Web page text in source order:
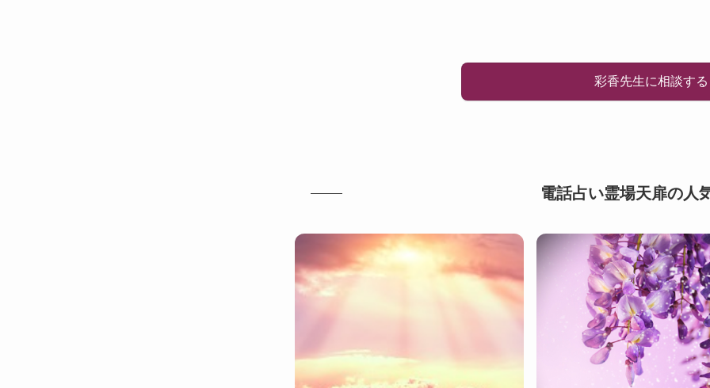
彩香先生に相談する
電話占い霊場天扉の人